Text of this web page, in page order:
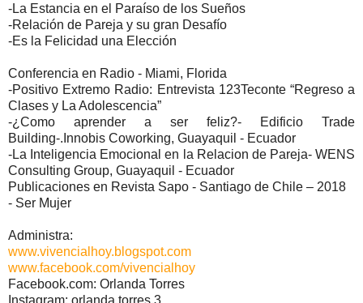
-La Estancia en el Paraíso de los Sueños
-Relación de Pareja y su gran Desafío
-Es la Felicidad una Elección
Conferencia en Radio - Miami, Florida
-Positivo Extremo Radio: Entrevista 123Teconte “Regreso a
Clases y La Adolescencia”
-¿Como aprender a ser feliz?- Edificio Trade
Building-.Innobis Coworking, Guayaquil - Ecuador
-La Inteligencia Emocional en la Relacion de Pareja- WENS
Consulting Group, Guayaquil - Ecuador
Publicaciones en Revista Sapo - Santiago de Chile – 2018
- Ser Mujer
Administra:
www.vivencialhoy.blogspot.com
www.facebook.com/vivencialhoy
Facebook.com: Orlanda Torres
Instagram: orlanda.torres.3